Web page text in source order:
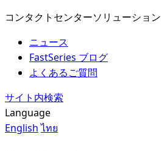
コンタクトセンターソリューション
ニュース
FastSeries ブログ
よくあるご質問
サイト内検索
Language
English ไทย